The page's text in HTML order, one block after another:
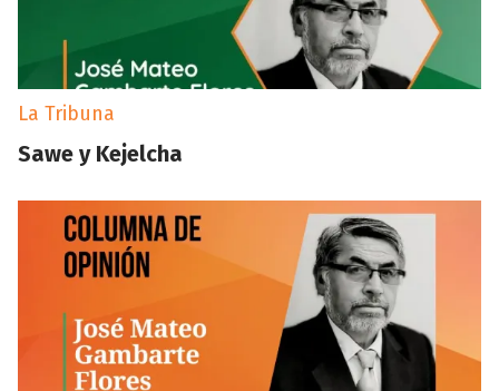
La Tribuna
Sawe y Kejelcha